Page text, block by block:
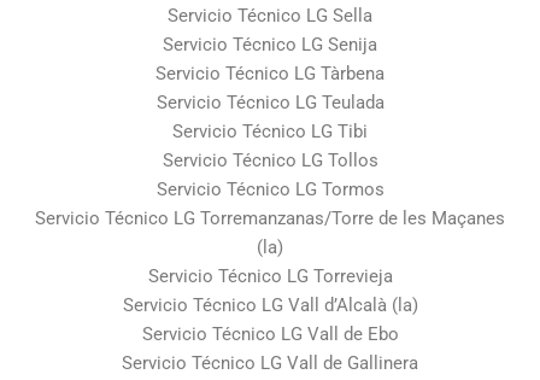
Servicio Técnico LG Sella
Servicio Técnico LG Senija
Servicio Técnico LG Tàrbena
Servicio Técnico LG Teulada
Servicio Técnico LG Tibi
Servicio Técnico LG Tollos
Servicio Técnico LG Tormos
Servicio Técnico LG Torremanzanas/Torre de les Maçanes
(la)
Servicio Técnico LG Torrevieja
Servicio Técnico LG Vall d’Alcalà (la)
Servicio Técnico LG Vall de Ebo
Servicio Técnico LG Vall de Gallinera